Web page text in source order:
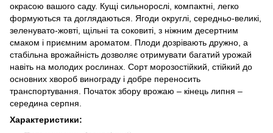
окрасою вашого саду. Кущі сильнорослі, компактні, легко
формуються та доглядаються. Ягоди округлі, середньо-великі,
зеленувато-жовті, щільні та соковиті, з ніжним десертним
смаком і приємним ароматом. Плоди дозрівають дружно, а
стабільна врожайність дозволяє отримувати багатий урожай
навіть на молодих рослинах. Сорт морозостійкий, стійкий до
основних хвороб винограду і добре переносить
транспортування. Початок збору врожаю – кінець липня –
середина серпня.
Характеристики: